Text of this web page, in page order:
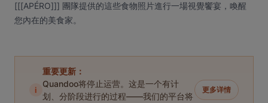
[[[APÉRO]]] 團隊提供的這些食物照片進行一場視覺饗宴，喚醒
您內在的美食家。
i
重要更新：
Quandoo将停止运营。这是一个有计
划、分阶段进行的过程——我们的平台将
更多详情